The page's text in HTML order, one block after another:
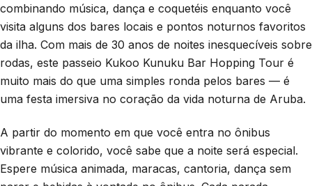
combinando música, dança e coquetéis enquanto você
visita alguns dos bares locais e pontos noturnos favoritos
da ilha. Com mais de 30 anos de noites inesquecíveis sobre
rodas, este passeio Kukoo Kunuku Bar Hopping Tour é
muito mais do que uma simples ronda pelos bares — é
uma festa imersiva no coração da vida noturna de Aruba.
A partir do momento em que você entra no ônibus
vibrante e colorido, você sabe que a noite será especial.
Espere música animada, maracas, cantoria, dança sem